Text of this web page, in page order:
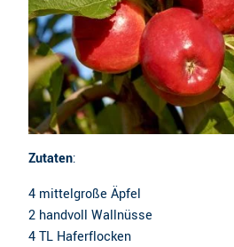
Zutaten:
4 mittelgroße Äpfel
2 handvoll Wallnüsse
4 TL Haferflocken